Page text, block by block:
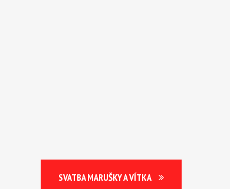
SVATBA MARUŠKY A VÍTKA